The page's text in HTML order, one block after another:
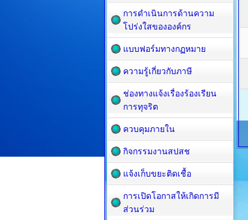
การดำเนินการด้านความ
โปร่งใสขององค์กร
แบบฟอร์มทางกฏหมาย
ความรู้เกี่ยวกับภาษี
ช่องทางแจ้งเรื่องร้องเรียน
การทุจริต
ควบคุมภายใน
กิจกรรมงานสปสช
แจ้งเก็บขยะติดเชื้อ
การเปิดโอกาสให้เกิดการมี
ส่วนร่วม